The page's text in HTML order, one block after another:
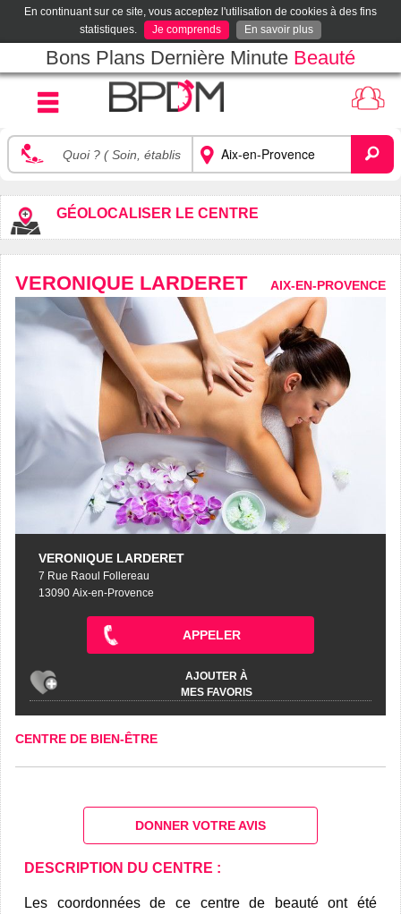
En continuant sur ce site, vous acceptez l'utilisation de cookies à des fins
statistiques.
Je comprends En savoir plus
Bons Plans Dernière Minute Beauté
GÉOLOCALISER LE CENTRE
VERONIQUE LARDERET AIX-EN-PROVENCE
VERONIQUE LARDERET
7 Rue Raoul Follereau
13090 Aix-en-Provence
APPELER
AJOUTER À
MES FAVORIS
CENTRE DE BIEN-ÊTRE
DONNER VOTRE AVIS
DESCRIPTION DU CENTRE :
Les coordonnées de ce centre de beauté ont été